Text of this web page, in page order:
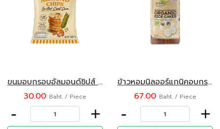
ขนมอบกรอบอัลมอนด์ชิปส์ รสข้าวโพดหวานย่าง ตราเดอลาลิต้า 25 กรัม
30.00 Baht. / Piece
- +
ข้าวหอมนิลออร์แกนิคอบกรอบ 100 กรัม ลำลำ
67.00 Baht. / Piece
- +